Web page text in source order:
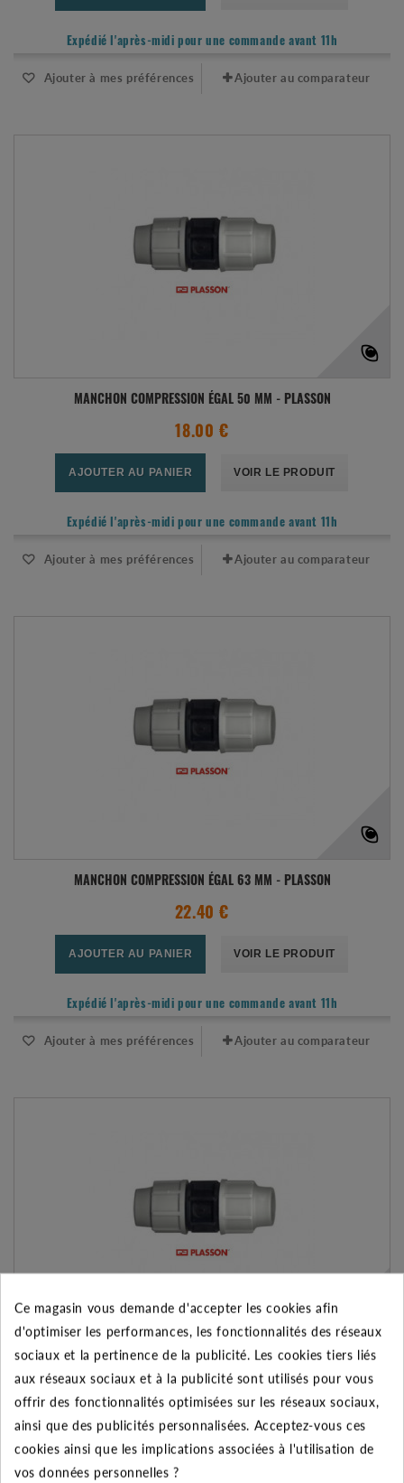
Expédié l'après-midi pour une commande avant 11h
Ajouter à mes préférences Ajouter au comparateur
MANCHON COMPRESSION ÉGAL 50 MM - PLASSON
18.00 €
AJOUTER AU PANIER VOIR LE PRODUIT
Expédié l'après-midi pour une commande avant 11h
Ajouter à mes préférences Ajouter au comparateur
MANCHON COMPRESSION ÉGAL 63 MM - PLASSON
22.40 €
AJOUTER AU PANIER VOIR LE PRODUIT
Expédié l'après-midi pour une commande avant 11h
Ajouter à mes préférences Ajouter au comparateur
MANCHON COMPRESSION ÉGAL 75 MM - PLASSON
46.40 €
AJOUTER AU PANIER VOIR LE PRODUIT
Ce magasin vous demande d'accepter les cookies afin
d'optimiser les performances, les fonctionnalités des réseaux
sociaux et la pertinence de la publicité. Les cookies tiers liés
aux réseaux sociaux et à la publicité sont utilisés pour vous
offrir des fonctionnalités optimisées sur les réseaux sociaux,
ainsi que des publicités personnalisées. Acceptez-vous ces
cookies ainsi que les implications associées à l'utilisation de
vos données personnelles ?